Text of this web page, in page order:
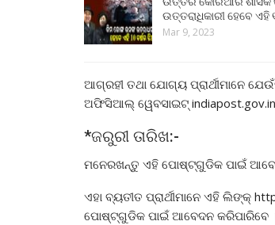
ଉତ୍ତରାଧିକାରୀ ହେବେ ଏହି
Mar 9, 2023
ଆଗ୍ରହୀ ତଥା ଯୋଗ୍ୟ ପ୍ରାର୍ଥୀମାନେ
ଅଫିସିଆଲ୍ ୱେବସାଇଟ୍
*ଜରୁରୀ ତାରିଖ:-
ମନେରଖନ୍ତୁ ଏହି ପୋଷ୍ଟ୍‌ଗୁଡିକ ପାଇଁ
ଏହା ବ୍ୟତୀତ ପ୍ରାର୍ଥୀମାନେ ଏହି ଲିଙ୍କ୍
ପୋଷ୍ଟ୍‌ଗୁଡିକ ପାଇଁ ଆବେଦନ କରିପାରିବେ